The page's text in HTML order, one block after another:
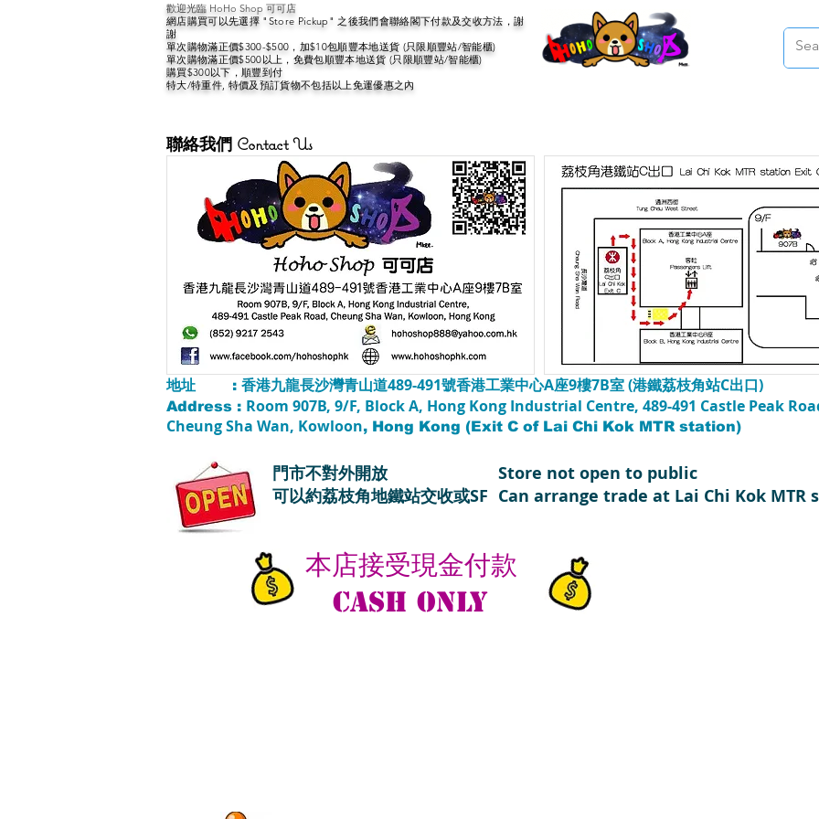
歡迎光臨 HoHo Shop 可可店
網店購買可以先選擇 "Store Pickup" 之後我們會聯絡閣下付款及交收方法，謝
謝
單次購物滿正價$300-$500，加$10包順豐本地送貨 (只限順豐站/智能櫃)
單次購物滿正價$500以上，免費包順豐本地送貨 (只限順豐站/智能櫃)
購買$300以下，順豐到付
特大/特重件, 特價及預訂貨物不包括以上免運優惠之內
聯絡我們 Contact Us
地址 : 香港九龍長沙灣青山道489-491號香港工業中心A座9樓7B室 (港鐵荔枝角站C出口)
Address : Room 907B, 9/F, Block A, Hong Kong Industrial Centre, 489-491 Castle Peak
Cheung Sha Wan, Kowloon, Hong Kong (Exit C of Lai Chi Kok MTR station)
門市不對外開放
可以約荔枝角地鐵站交收或SF
Store not open to public
Can arrange trade at Lai Chi Kok MTR
本店接受現金付款
Cash only